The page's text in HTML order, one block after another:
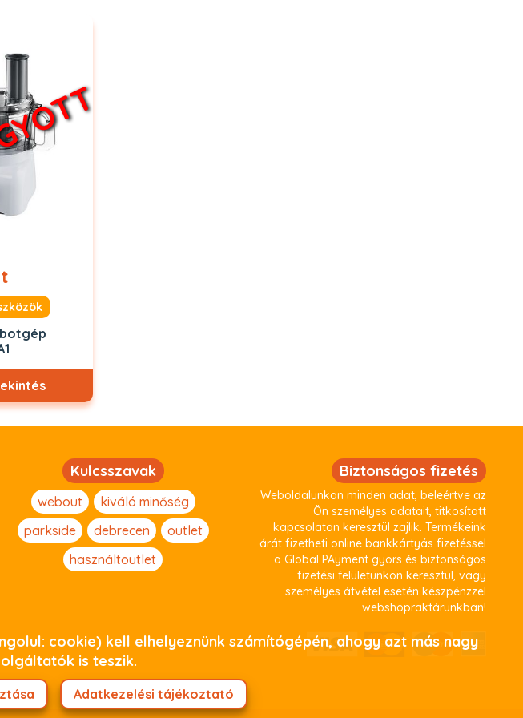
Kulcsszavak
webout
kiváló minőség
parkside
debrecen
outlet
használtoutlet
Biztonságos fizetés
Weboldalunkon minden adat, beleértve az
Ön személyes adatait, titkosított
kapcsolaton keresztül zajlik. Termékeink
árát fizetheti online bankkártyás fizetéssel
a Global PAyment gyors és biztonságos
fizetési felületünkön keresztül, vagy
személyes átvétel esetén készpénzzel
webshopraktárunkban!
cookie) kell elhelyeznünk számítógépén, ahogy azt más nagy
is teszik.
Adatkezelési tájékoztató